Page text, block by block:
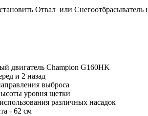
Отвал или Снегоотбрасыватель
двигатель Champion G160HK
и 2 назад
выброса
уровня щетки
различных насадок
- 62 см